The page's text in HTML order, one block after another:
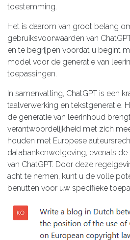
toestemming.
Het is daarom van groot belang
gebruiksvoorwaarden van
en te begrijpen voordat u begint
model voor de generatie van
toepassingen.
In samenvatting, ChatGPT is een
taalverwerking en tekstgeneratie.
de generatie van leerinhoud
verantwoordelijkheid met zich
houden met Europese
databankenwetgeving, evenals
van ChatGPT. Door deze
acht te nemen, kunt u de volle
benutten voor uw specifieke